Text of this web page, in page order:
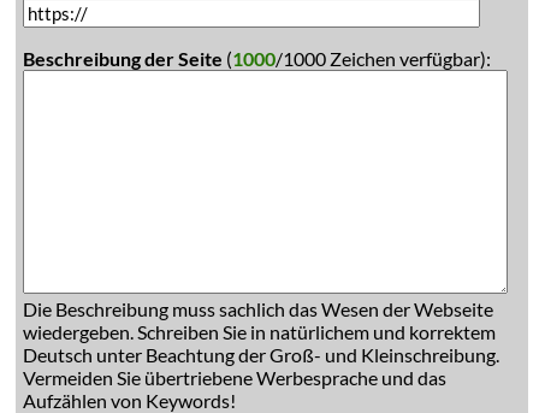
Beschreibung der Seite (1000/1000 Zeichen verfügbar):
Die Beschreibung muss sachlich das Wesen der Webseite
wiedergeben. Schreiben Sie in natürlichem und korrektem
Deutsch unter Beachtung der Groß- und Kleinschreibung.
Vermeiden Sie übertriebene Werbesprache und das
Aufzählen von Keywords!